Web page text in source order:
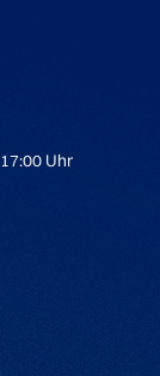
Uhr